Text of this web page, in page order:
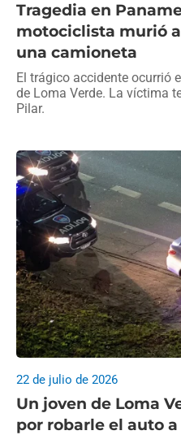
Tragedia en
motociclista murió
una camioneta
El trágico accidente ocurrió
de Loma Verde. La víctima
Pilar.
Un joven de Loma
por robarle el auto
22 de julio de 2026